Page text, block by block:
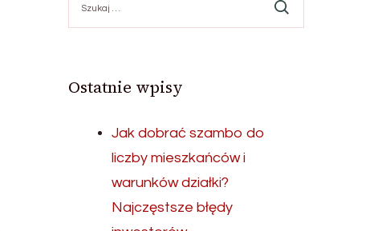
Ostatnie wpisy
Jak dobrać szambo do
liczby mieszkańców i
warunków działki?
Najczęstsze błędy